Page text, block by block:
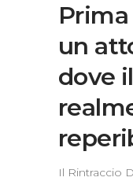
un
dove
Il Rintraccio